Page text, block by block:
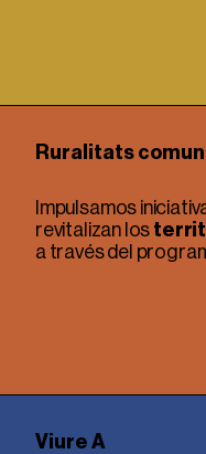
Ruralitats
Impulsamos
revitalizan los
a través del
Viure A